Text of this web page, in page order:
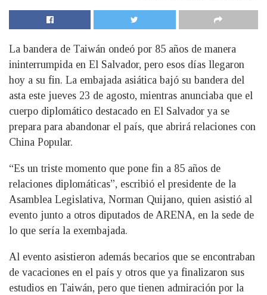
La bandera de Taiwán ondeó por 85 años de manera
ininterrumpida en El Salvador, pero esos días llegaron
hoy a su fin. La embajada asiática bajó su bandera del
asta este jueves 23 de agosto, mientras anunciaba que el
cuerpo diplomático destacado en El Salvador ya se
prepara para abandonar el país, que abrirá relaciones con
China Popular.
“Es un triste momento que pone fin a 85 años de
relaciones diplomáticas”, escribió el presidente de la
Asamblea Legislativa, Norman Quijano, quien asistió al
evento junto a otros diputados de ARENA, en la sede de
lo que sería la exembajada.
Al evento asistieron además becarios que se encontraban
de vacaciones en el país y otros que ya finalizaron sus
estudios en Taiwán, pero que tienen admiración por la